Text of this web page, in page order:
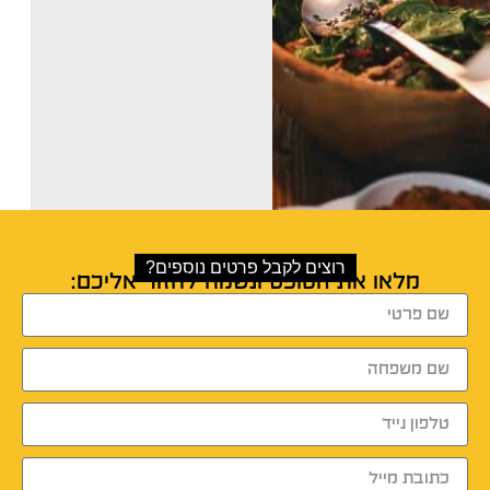
רוצים לקבל פרטים נוספים?
מלאו את הטופס ונשמח לחזור אליכם: